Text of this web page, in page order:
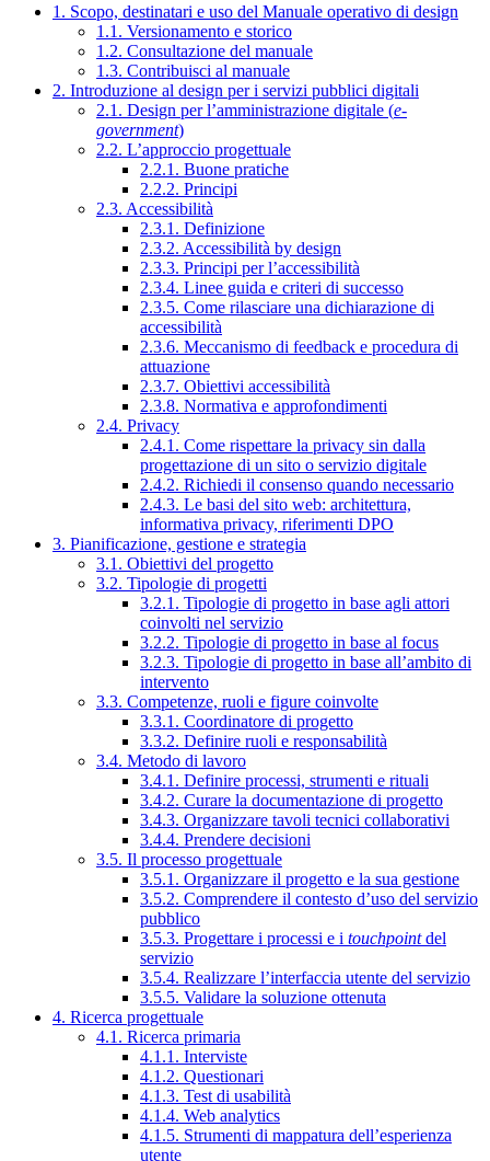
1. Scopo, destinatari e uso del Manuale operativo di design
1.1. Versionamento e storico
1.2. Consultazione del manuale
1.3. Contribuisci al manuale
2. Introduzione al design per i servizi pubblici digitali
2.1. Design per l’amministrazione digitale (e-
government)
2.2. L’approccio progettuale
2.2.1. Buone pratiche
2.2.2. Principi
2.3. Accessibilità
2.3.1. Definizione
2.3.2. Accessibilità by design
2.3.3. Principi per l’accessibilità
2.3.4. Linee guida e criteri di successo
2.3.5. Come rilasciare una dichiarazione di
accessibilità
2.3.6. Meccanismo di feedback e procedura di
attuazione
2.3.7. Obiettivi accessibilità
2.3.8. Normativa e approfondimenti
2.4. Privacy
2.4.1. Come rispettare la privacy sin dalla
progettazione di un sito o servizio digitale
2.4.2. Richiedi il consenso quando necessario
2.4.3. Le basi del sito web: architettura,
informativa privacy, riferimenti DPO
3. Pianificazione, gestione e strategia
3.1. Obiettivi del progetto
3.2. Tipologie di progetti
3.2.1. Tipologie di progetto in base agli attori
coinvolti nel servizio
3.2.2. Tipologie di progetto in base al focus
3.2.3. Tipologie di progetto in base all’ambito di
intervento
3.3. Competenze, ruoli e figure coinvolte
3.3.1. Coordinatore di progetto
3.3.2. Definire ruoli e responsabilità
3.4. Metodo di lavoro
3.4.1. Definire processi, strumenti e rituali
3.4.2. Curare la documentazione di progetto
3.4.3. Organizzare tavoli tecnici collaborativi
3.4.4. Prendere decisioni
3.5. Il processo progettuale
3.5.1. Organizzare il progetto e la sua gestione
3.5.2. Comprendere il contesto d’uso del servizio
pubblico
3.5.3. Progettare i processi e i touchpointdel
servizio
3.5.4. Realizzare l’interfaccia utente del servizio
3.5.5. Validare la soluzione ottenuta
4. Ricerca progettuale
4.1. Ricerca primaria
4.1.1. Interviste
4.1.2. Questionari
4.1.3. Test di usabilità
4.1.4. Web analytics
4.1.5. Strumenti di mappatura dell’esperienza
utente